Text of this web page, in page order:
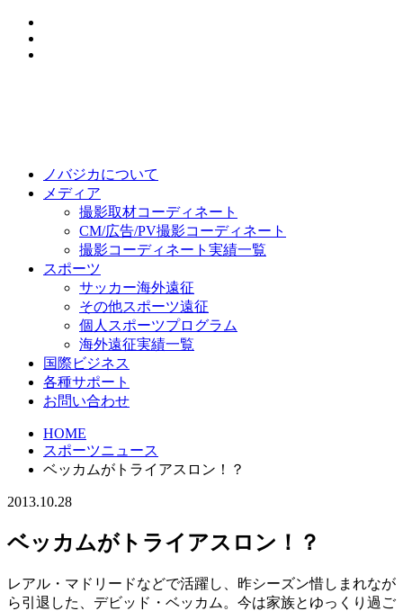
ノバジカについて
メディア
撮影取材コーディネート
CM/広告/PV撮影コーディネート
撮影コーディネート実績一覧
スポーツ
サッカー海外遠征
その他スポーツ遠征
個人スポーツプログラム
海外遠征実績一覧
国際ビジネス
各種サポート
お問い合わせ
HOME
スポーツニュース
ベッカムがトライアスロン！？
2013.10.28
ベッカムがトライアスロン！？
レアル・マドリードなどで活躍し、昨シーズン惜しまれなが
ら引退した、デビッド・ベッカム。今は家族とゆっくり過ご